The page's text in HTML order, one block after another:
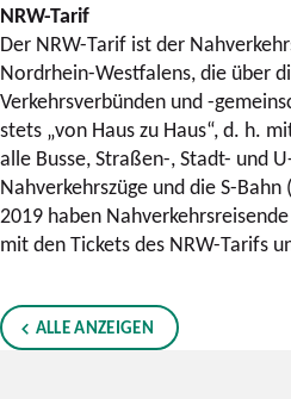
NRW-Tarif
Der NRW-Tarif ist der
Nordrhein-Westfalens, die über
Verkehrsverbünden und -
stets „von Haus zu Haus“, d. h.
alle Busse, Straßen-, Stadt- und
Nahverkehrszüge und die S-
2019 haben
mit den Tickets des NRW-Tarifs
ALLE ANZEIGEN